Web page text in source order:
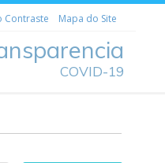
Contraste Mapa do Site
COVID-19